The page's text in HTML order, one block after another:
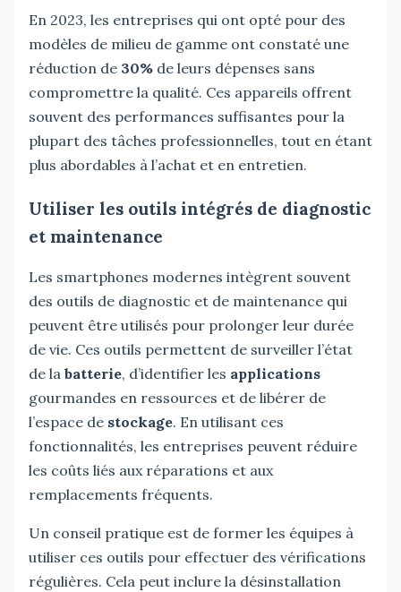
En 2023, les entreprises qui ont opté pour des
modèles de milieu de gamme ont constaté une
réduction de 30% de leurs dépenses sans
compromettre la qualité. Ces appareils offrent
souvent des performances suffisantes pour la
plupart des tâches professionnelles, tout en étant
plus abordables à l’achat et en entretien.
Utiliser les outils intégrés de diagnostic
et maintenance
Les smartphones modernes intègrent souvent
des outils de diagnostic et de maintenance qui
peuvent être utilisés pour prolonger leur durée
de vie. Ces outils permettent de surveiller l’état
de la batterie, d’identifier les applications
gourmandes en ressources et de libérer de
l’espace de stockage. En utilisant ces
fonctionnalités, les entreprises peuvent réduire
les coûts liés aux réparations et aux
remplacements fréquents.
Un conseil pratique est de former les équipes à
utiliser ces outils pour effectuer des vérifications
régulières. Cela peut inclure la désinstallation